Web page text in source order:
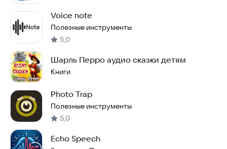
Voice note
Полезные инструменты
5,0
Шарль Перро аудио сказки детям
Книги
Photo Trap
Полезные инструменты
5,0
Echo Speech